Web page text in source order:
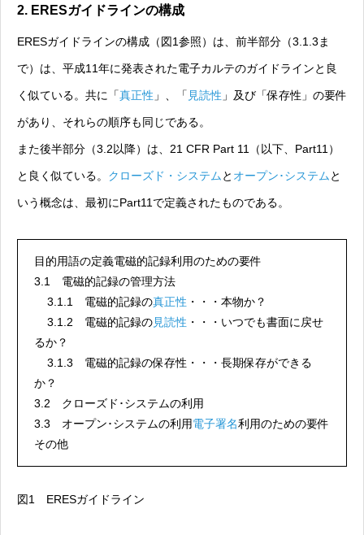
2. ERESガイドラインの構成
ERESガイドラインの構成（図1参照）は、前半部分（3.1.3ま
で）は、平成11年に発表された電子カルテのガイドラインと良
く似ている。共に「真正性 」、「 見読性 」及び「保存性」の要件
があり、それらの順序も同じである。
また後半部分（3.2以降）は、21 CFR Part 11（以下、Part11）
と良く似ている。 クローズド・システム と オープン･システム と
いう概念は、最初にPart11で定義されたものである。
目的用語の定義電磁的記録利用のための要件
3.1 電磁的記録の管理方法
3.1.1 電磁的記録の真正性 ・・・本物か？
3.1.2 電磁的記録の見読性 ・・・いつでも書面に戻せ
るか？
3.1.3 電磁的記録の保存性・・・長期保存ができる
か？
3.2 クローズド･システムの利用
3.3 オープン･システムの利用電子署名利用のための要件
その他
図1 ERESガイドライン